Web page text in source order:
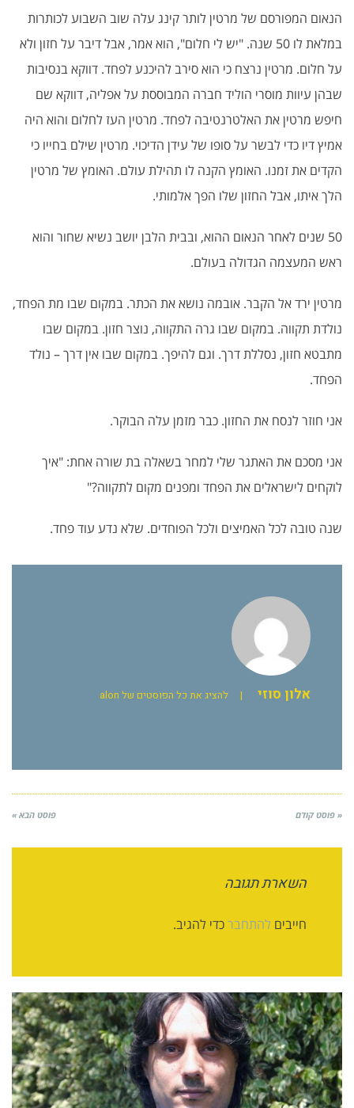
הנאום המפורסם של מרטין לותר קינג עלה שוב השבוע לכותרות
במלאת לו 50 שנה. "יש לי חלום", הוא אמר, אבל דיבר על חזון ולא
על חלום. מרטין נרצח כי הוא סירב להיכנע לפחד. דווקא בנסיבות
שבהן עיוות מוסרי הוליד חברה המבוססת על אפליה, דווקא שם
חיפש מרטין את האלטרנטיבה לפחד. מרטין העז לחלום והוא היה
אמיץ דיו כדי לבשר על סופו של עידן הדיכוי. מרטין שילם בחייו כי
הקדים את זמנו. האומץ הקנה לו תהילת עולם. האומץ של מרטין
הלך איתו, אבל החזון שלו הפך אלמותי.
50 שנים לאחר הנאום ההוא, ובבית הלבן יושב נשיא שחור והוא
ראש המעצמה הגדולה בעולם.
מרטין ירד אל הקבר. אובמה נושא את הכתר. במקום שבו מת הפחד,
נולדת תקווה. במקום שבו גרה התקווה, נוצר חזון. במקום שבו
מתבטא חזון, נסללת דרך. וגם להיפך. במקום שבו אין דרך – נולד
הפחד.
אני חוזר לנסח את החזון. כבר מזמן עלה הבוקר.
אני מסכם את האתגר שלי למחר בשאלה בת שורה אחת: "איך
לוקחים לישראלים את הפחד ומפנים מקום לתקווה?"
שנה טובה לכל האמיצים ולכל הפוחדים. שלא נדע עוד פחד.
אלון סוזי | להציג את כל הפוסטים של alon
« פוסט קודם פוסט הבא »
השארת תגובה
חייבים להתחברכדי להגיב.